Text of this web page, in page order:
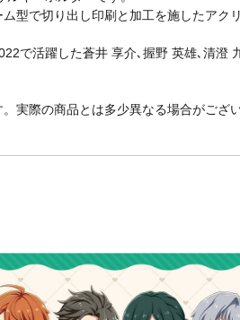
型で切り出し印刷と加工を施したアク
で活躍した蒼井 享介､握野 英雄､清澄
実際の商品とは多少異なる場合がござい